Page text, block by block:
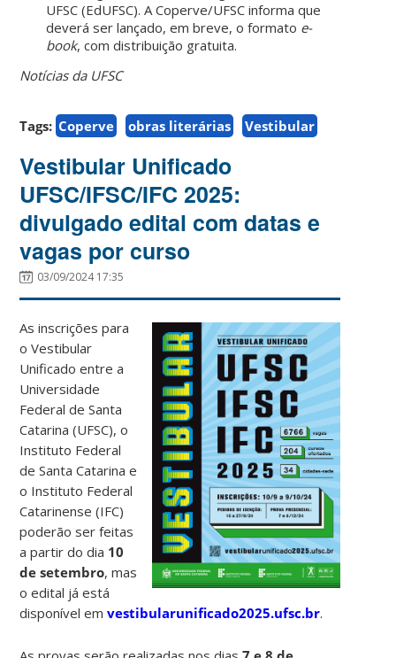
UFSC (EdUFSC). A Coperve/UFSC informa que
deverá ser lançado, em breve, o formato e-
book, com distribuição gratuita.
Notícias da UFSC
Tags: Coperve obras literárias Vestibular
Vestibular Unificado
UFSC/IFSC/IFC 2025:
divulgado edital com datas e
vagas por curso
03/09/2024 17:35
As inscrições para
o Vestibular
Unificado entre a
Universidade
Federal de Santa
Catarina (UFSC), o
Instituto Federal
de Santa Catarina e
o Instituto Federal
Catarinense (IFC)
poderão ser feitas
a partir do dia 10
de setembro, mas
o edital já está
disponível emvestibularunificado2025.ufsc.br.